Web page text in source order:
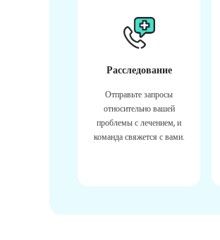
Расследование
Отправьте запросы
относительно вашей
проблемы с лечением, и
команда свяжется с вами.